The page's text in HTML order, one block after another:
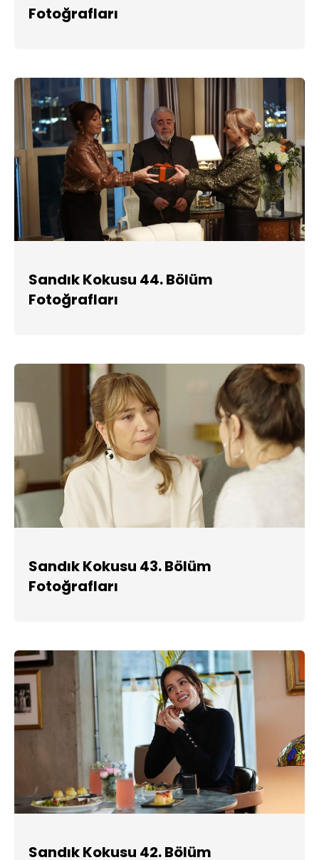
Fotoğrafları
Sandık Kokusu 44. Bölüm
Fotoğrafları
Sandık Kokusu 43. Bölüm
Fotoğrafları
Sandık Kokusu 42. Bölüm